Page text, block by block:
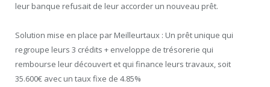
leur banque refusait de leur accorder un nouveau prêt.
Solution mise en place par Meilleurtaux : Un prêt unique qui
regroupe leurs 3 crédits + enveloppe de trésorerie qui
rembourse leur découvert et qui finance leurs travaux, soit
35.600€ avec un taux fixe de 4.85%